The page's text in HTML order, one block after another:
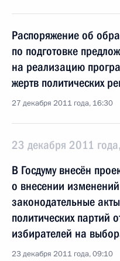
Распоряжение об
по подготовке
на реализацию
жертв политических
27 декабря 2011 года, 16:30
23 декабря 2011
В Госдуму внесён
о внесении
законодательные
политических партий
избирателей на
23 декабря 2011 года, 09:10